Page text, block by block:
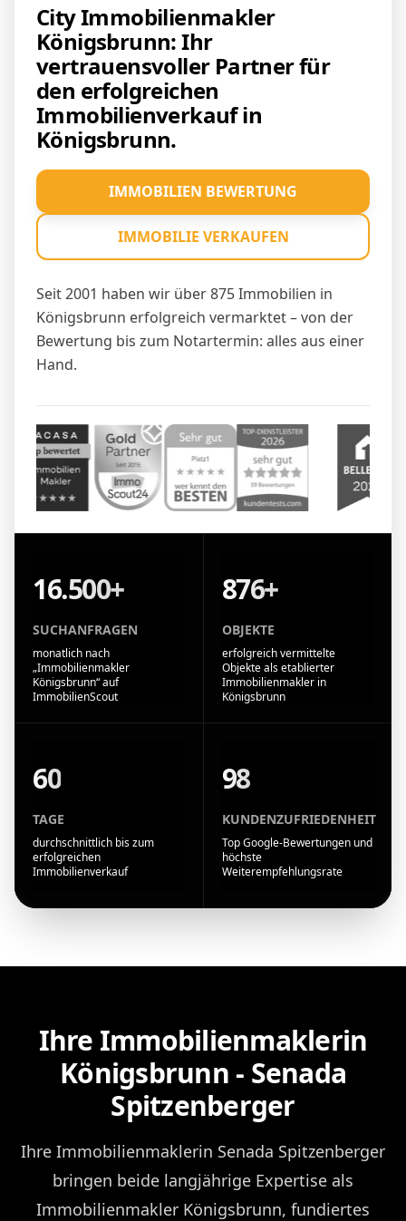
City Immobilienmakler
Königsbrunn: Ihr
vertrauensvoller Partner für
den erfolgreichen
Immobilienverkauf in
Königsbrunn.
Seit 2001 haben wir über 875 Immobilien in
Königsbrunn erfolgreich vermarktet – von der
Bewertung bis zum Notartermin: alles aus einer
Hand.
IMMOBILIEN BEWERTUNG
IMMOBILIE VERKAUFEN
16.500+
SUCHANFRAGEN
monatlich nach
„Immobilienmakler
Königsbrunn“ auf
ImmobilienScout
876+
OBJEKTE
erfolgreich vermittelte
Objekte als etablierter
Immobilienmakler in
Königsbrunn
60
TAGE
durchschnittlich bis zum
erfolgreichen
Immobilienverkauf
98
KUNDENZUFRIEDENHEIT
Top Google-Bewertungen und
höchste
Weiterempfehlungsrate
Ihre Immobilienmaklerin
Königsbrunn - Senada
Spitzenberger
Ihre Immobilienmaklerin Senada Spitzenberger
bringen beide langjährige Expertise als
Immobilienmakler Königsbrunn, fundiertes